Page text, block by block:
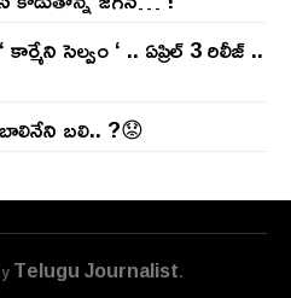
సెల్వం ‘ .. ఏప్రిల్ 3 రిలీజ్ ..
బలి.. ?😟
Telugu Journalist.